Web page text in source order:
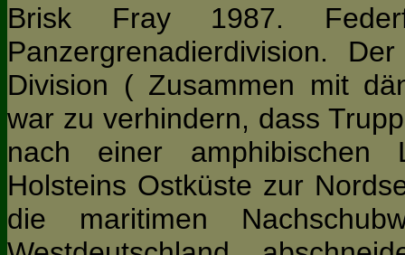
Brisk Fray 1987.
Panzergrenadierdivision.
Division ( Zusammen mit
war zu verhindern, dass
nach einer amphibischen
Holsteins Ostküste zur
die maritimen